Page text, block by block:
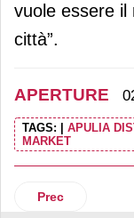
vuole essere il
città”.
APERTURE
TAGS: APULIA
MARKET
Articolo
Prec